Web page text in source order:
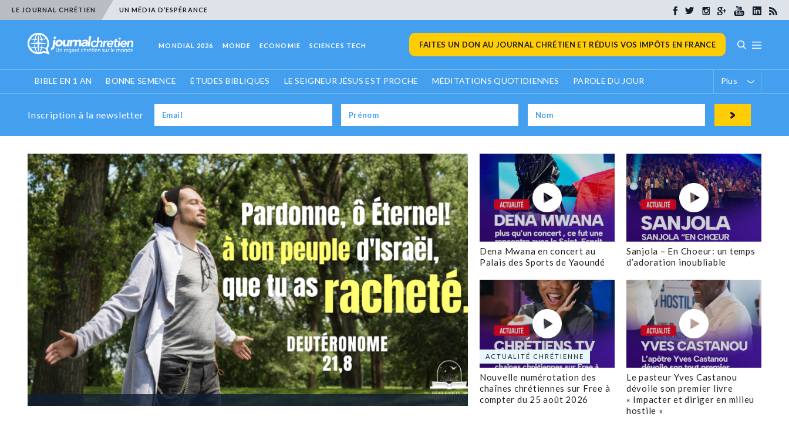
LE JOURNAL CHRÉTIEN UN MÉDIA D’ESPÉRANCE
MONDIAL 2026 MONDE ECONOMIE SCIENCES TECH FAITES UN DON AU JOURNAL CHRÉTIEN ET RÉDUIS VOS IMPÔTS EN FRANCE
BIBLE EN 1 AN BONNE SEMENCE ÉTUDES BIBLIQUES LE SEIGNEUR JÉSUS EST PROCHE MÉDITATIONS QUOTIDIENNES PAROLE DU JOUR Plus
Inscription à la newsletter
Dena Mwana en concert au
Palais des Sports de Yaoundé
Sanjola – En Choeur: un temps
d’adoration inoubliable
ACTUALITÉ CHRÉTIENNE
Nouvelle numérotation des
chaînes chrétiennes sur Free à
compter du 25 août 2026
Le pasteur Yves Castanou
dévoile son premier livre
« Impacter et diriger en milieu
hostile »